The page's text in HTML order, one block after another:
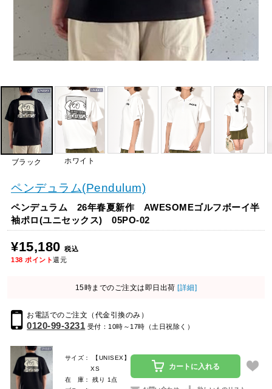
ブラック ホワイト
ペンデュラム(Pendulum)
ペンデュラム 26年春夏新作 AWESOMEゴルフボーイ半
袖ポロ(ユニセックス) 05PO-02
¥15,180 税込
138 ポイント還元
15時までのご注文は即日出荷 [詳細]
お電話でのご注文（代金引換のみ）
0120-99-3231 受付：10時～17時（土日祝除く）
サイズ： 【UNISEX】
XS
在 庫： 残り 1点
カートに入れる